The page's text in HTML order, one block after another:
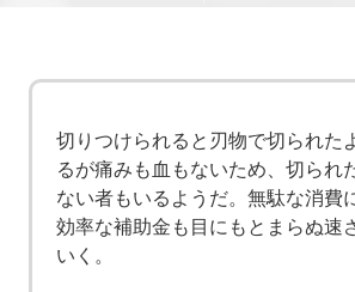
切りつけられると刃物で切られた
るが痛みも血もないため、切られ
ない者もいるようだ。無駄な消費
効率な補助金も目にもとまらぬ速
いく。